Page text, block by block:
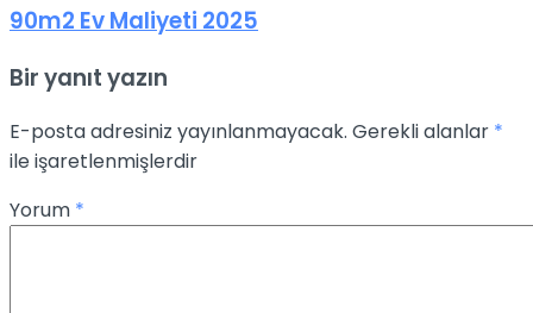
90m2 Ev Maliyeti 2025
Bir yanıt yazın
E-posta adresiniz yayınlanmayacak. Gerekli alanlar *
ile işaretlenmişlerdir
Yorum *